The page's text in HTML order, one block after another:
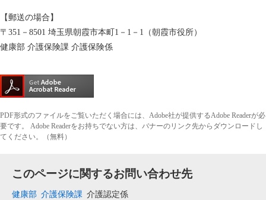
【郵送の場合】
〒351－8501 埼玉県朝霞市本町1－1－1（朝霞市役所）
健康部 介護保険課 介護保険係
PDF形式のファイルをご覧いただく場合には、Adobe社が提供するAdobe Readerが必
要です。
Adobe Readerをお持ちでない方は、バナーのリンク先からダウンロードし
てください。（無料）
このページに関するお問い合わせ先
健康部 介護保険課 介護認定係